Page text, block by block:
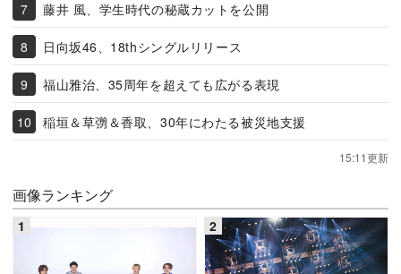
藤井 風、学生時代の秘蔵カットを公開
日向坂46、18thシングルリリース
福山雅治、35周年を超えても広がる表現
稲垣＆草彅＆香取、30年にわたる被災地支援
15:11更新
画像ランキング